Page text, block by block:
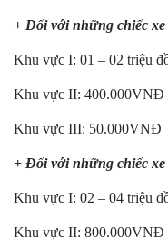
+ Đối với những chiếc
Khu vực I: 01 – 02 triệu
Khu vực II: 400.000VNĐ
Khu vực III: 50.000VNĐ
+ Đối với những chiếc
Khu vực I: 02 – 04 triệu
Khu vực II: 800.000VNĐ